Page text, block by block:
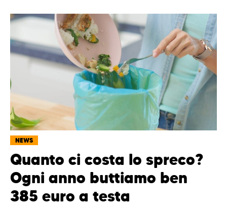
NEWS
Quanto ci costa lo spreco?
Ogni anno buttiamo ben
385 euro a testa